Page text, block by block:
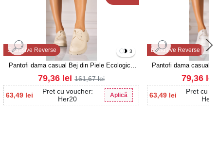
Exclusive Reverse 3
Pantofi dama casual Bej din Piele Ecologica
Dalina
63,49 lei
Pret cu voucher:
Her20
Aplică
79,36 lei 161,67lei
Exclusive Reverse
Pantofi dama casual
63,49 lei
Pret cu
79,36 lei